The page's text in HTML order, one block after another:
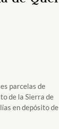
parcelas de
de la Sierra de
en depósito de